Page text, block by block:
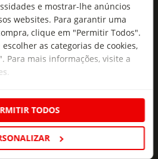
e mostrar-lhe anúncios
websites. Para garantir uma
clique em "Permitir Todos".
as categorias de cookies,
Para mais informações, visite a
.
TODOS
frescas no
exclusivas,
si.